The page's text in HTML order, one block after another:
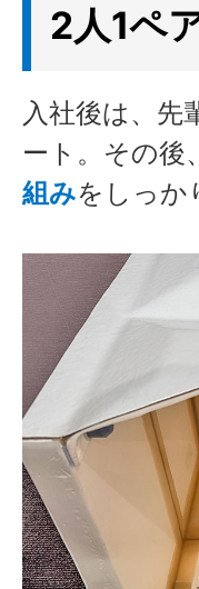
2人1ペ
入社後は、先
ート。その後
組みをしっか